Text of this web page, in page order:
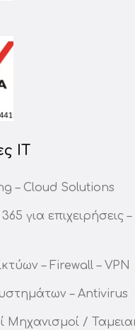
ΙΤ
– Cloud Solutions
για επιχειρήσεις
– Firewall – VPN
– Antivirus
Μηχανισμοί /